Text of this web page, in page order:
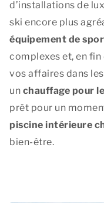
d’installations de
ski encore plus
équipement de
complexes et, en
vos affaires dans les
un chauffage pour
prêt pour un
piscine intérieure
bien-être.